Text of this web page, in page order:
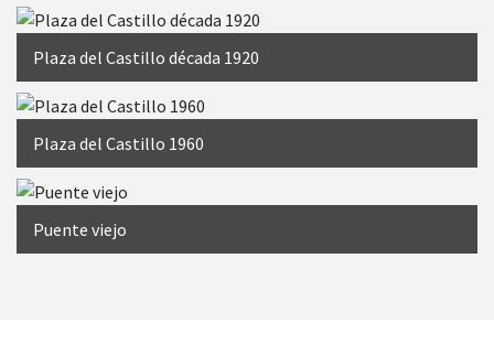
Plaza del Castillo década 1920
Plaza del Castillo 1960
Puente viejo